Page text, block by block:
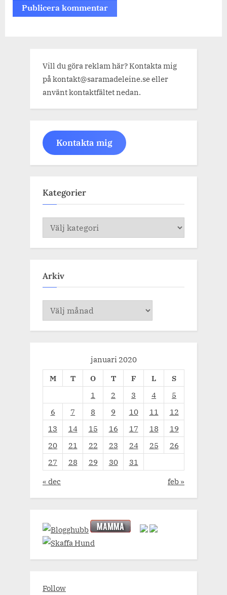
Vill du göra reklam här? Kontakta mig
på kontakt@saramadeleine.se eller
använt kontaktfältet nedan.
Kontakta mig
Kategorier
Kategorier
Arkiv
Arkiv
januari 2020
M
T O T F L
S
1
2 3 4
5
6
7 8 9 10 11
12
13
14 15 16 17 18
19
20
21 22 23 24 25
26
27
28 29 30
31
« dec
feb »
Follow